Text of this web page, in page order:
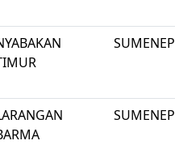
SUMENEP
SUMENEP